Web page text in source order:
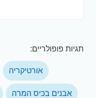
תגיות פופולריים:
אורטיקריה
אבנים בכיס המרה